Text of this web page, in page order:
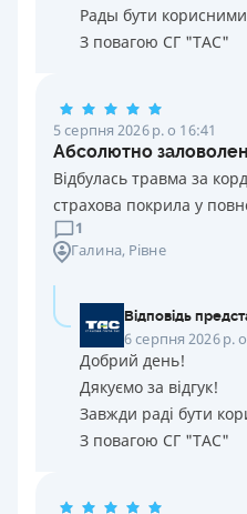
Рады бути
З повагою СГ "ТАС"
5 серпня 2026 р. о 16:41
Абсолютно
Відбулась травма за
страхова покрила у
1
Галина, Рівне
Відповідь
6 серпня 2026 р.
Добрий день!
Дякуємо за відгук!
Завжди раді бути
З повагою СГ "ТАС"